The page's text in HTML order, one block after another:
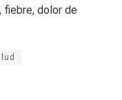
fiebre, dolor de